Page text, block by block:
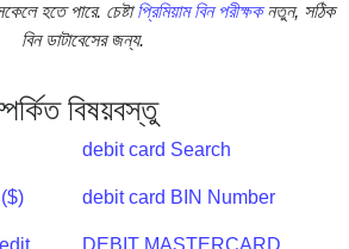
হতে পারে. চেষ্টাপ্রিমিয়াম বিন পরীক্ষকনতুন, সঠিক
বিন ডাটাবেসের জন্য.
বিষয়বস্তু
debit card Search
debit card BIN Number
DEBIT MASTERCARD